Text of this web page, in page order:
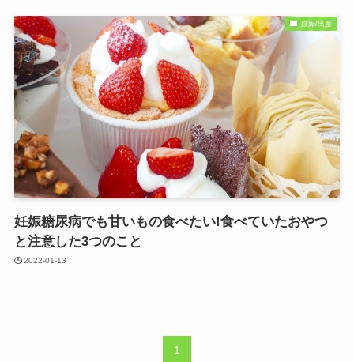
妊娠/出産
妊娠糖尿病でも甘いもの食べたい!食べていたおやつ
と注意した3つのこと
2022-01-13
1